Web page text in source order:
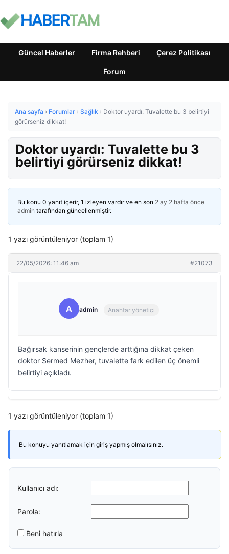
Güncel Haberler Firma Rehberi Çerez Politikası
Forum
Ana sayfa › Forumlar › Sağlık › Doktor uyardı: Tuvalette bu 3 belirtiyi
görürseniz dikkat!
Doktor uyardı: Tuvalette bu 3
belirtiyi görürseniz dikkat!
Bu konu 0 yanıt içerir, 1 izleyen vardır ve en son 2 ay 2 hafta önce
admin tarafından güncellenmiştir.
1 yazı görüntüleniyor (toplam 1)
22/05/2026: 11:46 am #21073
A admin Anahtar yönetici
Bağırsak kanserinin gençlerde arttığına dikkat çeken
doktor Sermed Mezher, tuvalette fark edilen üç önemli
belirtiyi açıkladı.
1 yazı görüntüleniyor (toplam 1)
Bu konuyu yanıtlamak için giriş yapmış olmalısınız.
Kullanıcı adı:
Parola:
Beni hatırla